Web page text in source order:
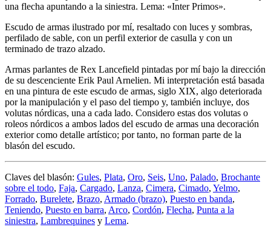
una flecha apuntando a la siniestra. Lema: «Inter Primos».
Escudo de armas ilustrado por mí, resaltado con luces y sombras,
perfilado de sable, con un perfil exterior de casulla y con un
terminado de trazo alzado.
Armas parlantes de Rex Lancefield pintadas por mí bajo la dirección
de su descenciente Erik Paul Arnelien. Mi interpretación está basada
en una pintura de este escudo de armas, siglo XIX, algo deteriorada
por la manipulación y el paso del tiempo y, también incluye, dos
volutas nórdicas, una a cada lado. Considero estas dos volutas o
roleos nórdicos a ambos lados del escudo de armas una decoración
exterior como detalle artístico; por tanto, no forman parte de la
blasón del escudo.
Claves del blasón: Gules, Plata, Oro, Seis, Uno, Palado, Brochante
sobre el todo, Faja, Cargado, Lanza, Cimera, Cimado, Yelmo,
Forrado, Burelete, Brazo, Armado (brazo), Puesto en banda,
Teniendo, Puesto en barra, Arco, Cordón, Flecha, Punta a la
siniestra, Lambrequines y Lema.